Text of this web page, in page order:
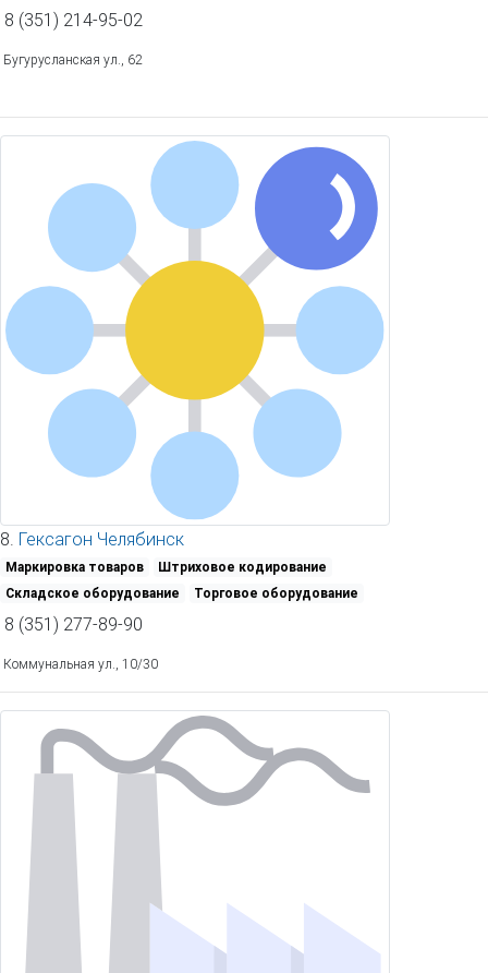
8 (351) 214-95-02
Бугурусланская ул., 62
8. Гексагон Челябинск
Маркировка товаров
Штриховое кодирование
Складское оборудование
Торговое оборудование
8 (351) 277-89-90
Коммунальная ул., 10/30